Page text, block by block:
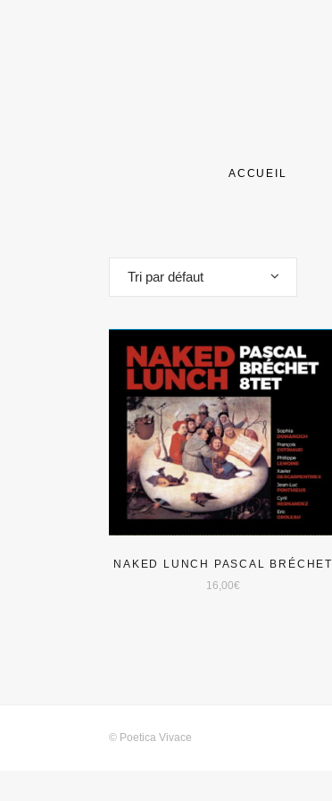
ACCUEIL
Tri par défaut
NAKED LUNCH PASCAL BRÉCHET
16,00€
© Poetica Vivace